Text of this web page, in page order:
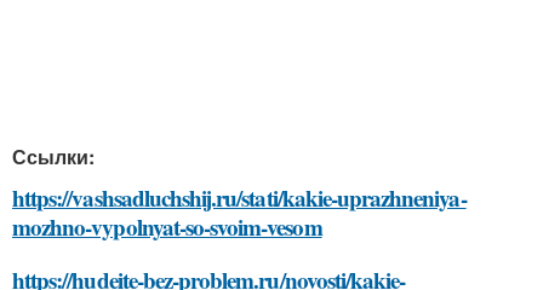
Ссылки:
https://vashsadluchshij.ru/stati/kakie-uprazhneniya-
mozhno-vypolnyat-so-svoim-vesom
https://hudeite-bez-problem.ru/novosti/kakie-